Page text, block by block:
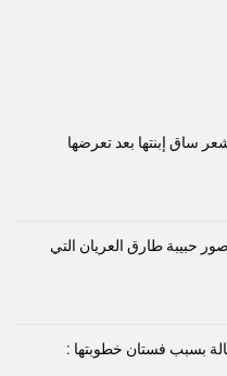
ساق إبنتها بعد تعرضها
حبيبة طارق العريان التي
بسبب فستان خطوبتها :